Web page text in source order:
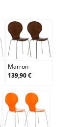
Marron
Marron
139,90 €
Orange